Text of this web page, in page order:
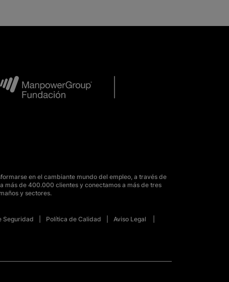
en el cambiante mundo del empleo, a través de
más de 400.000 clientes y conectamos a más de tres
y sectores.
Seguridad Política de Calidad
Aviso Legal